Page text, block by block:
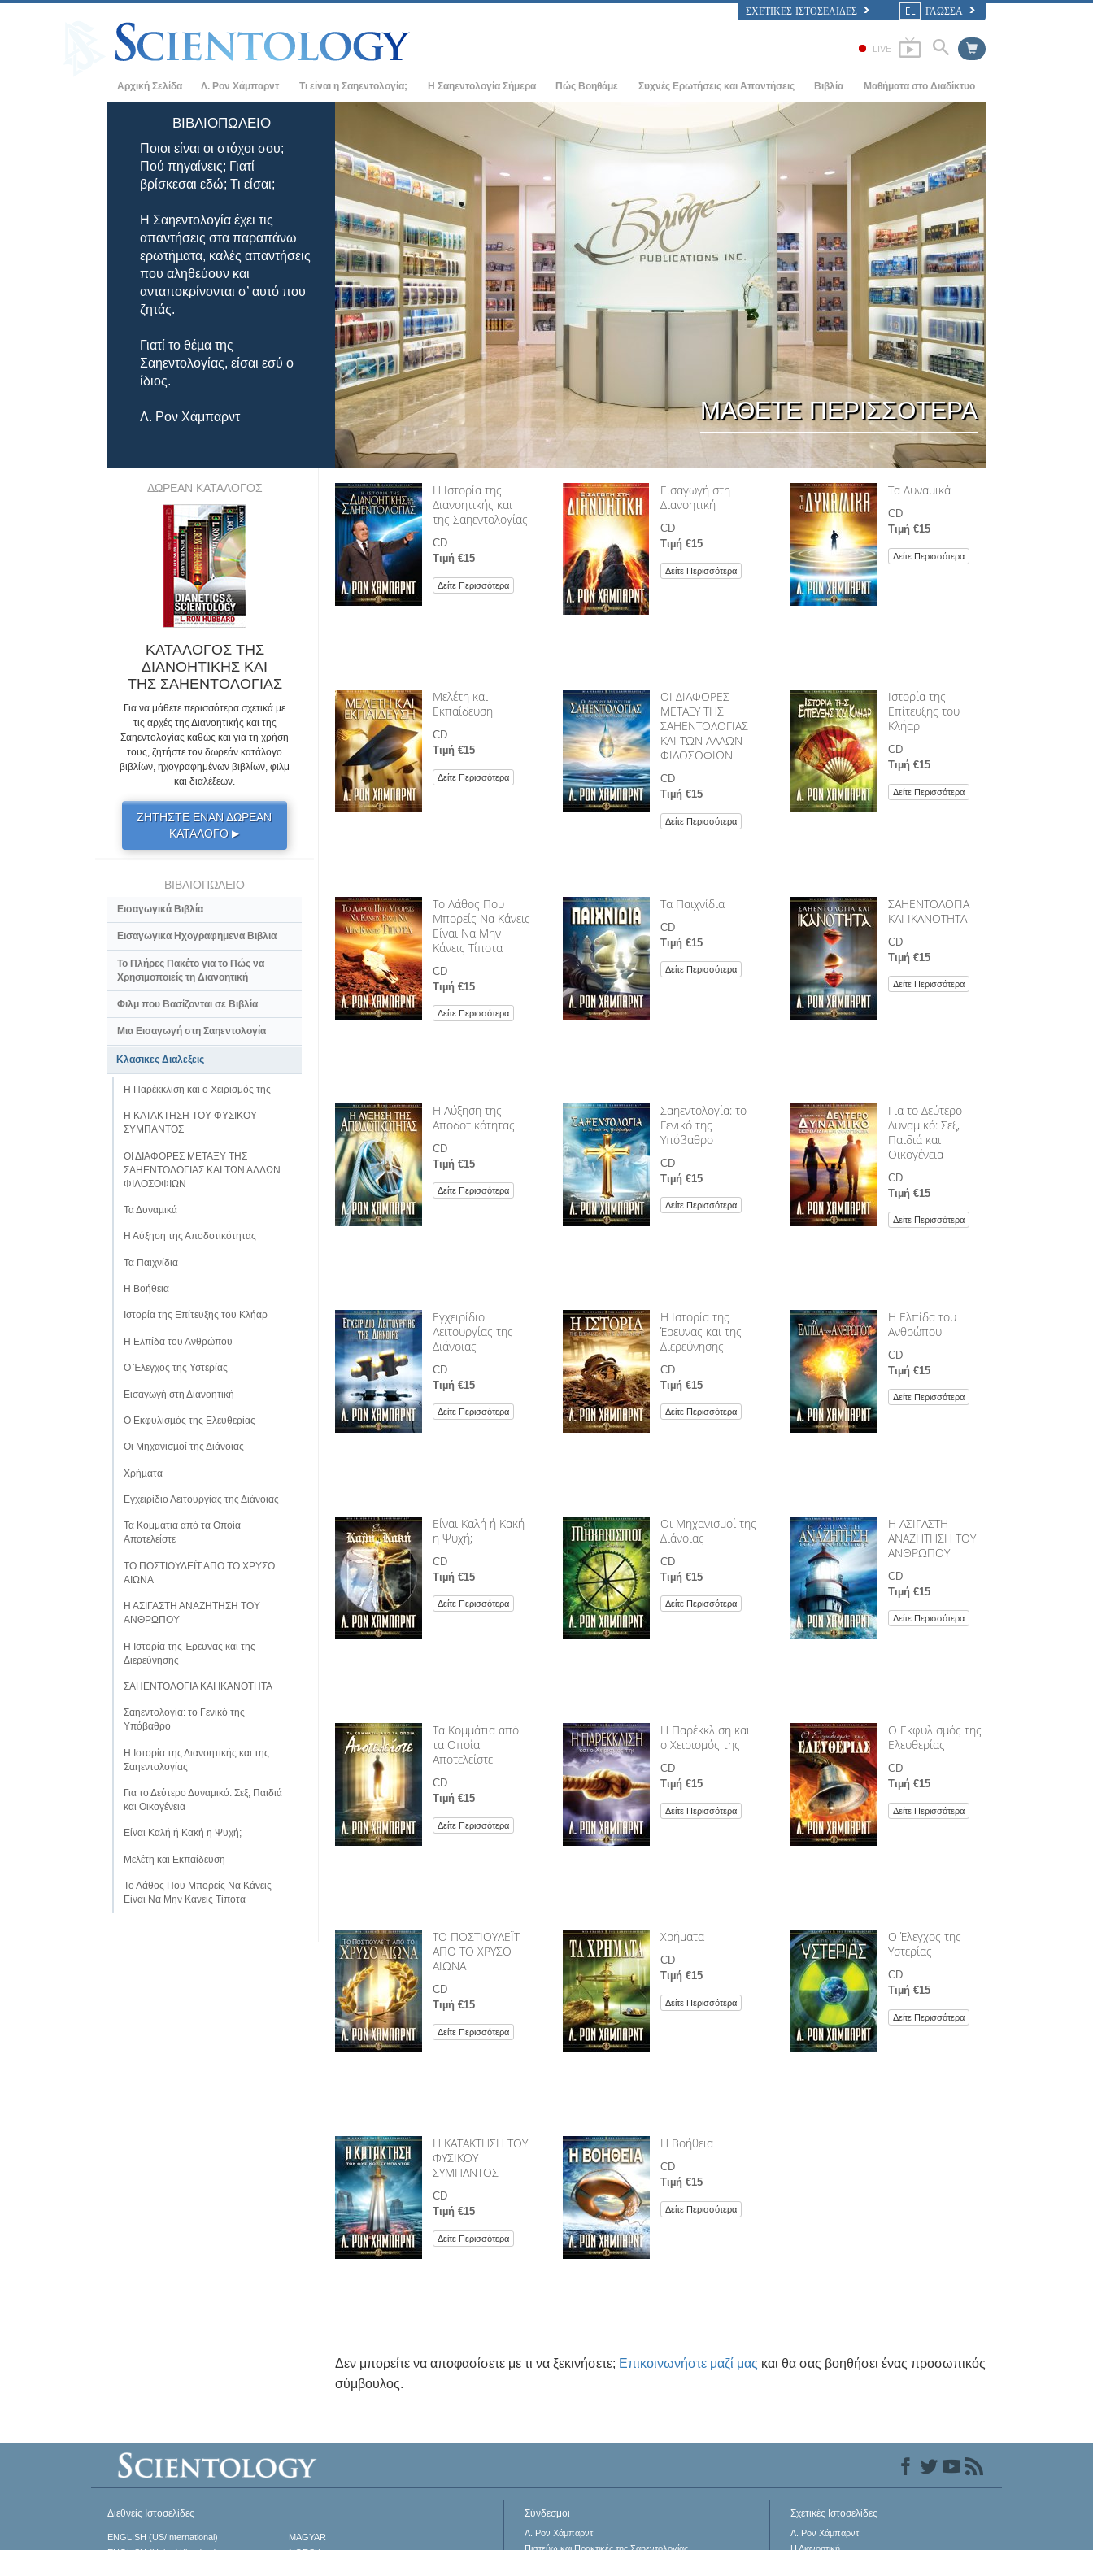
ΣΧΕΤΙΚΈΣ ΙΣΤΟΣΕΛΊΔΕΣ EL ΓΛΩΣΣΑ
LIVE
Αρχική Σελίδα Λ. Ρον Χάμπαρντ Τι είναι η Σαηεντολογία;
Πιστεύω και Πρακτικές
Τα Πιστεύω και οι Κώδικες της
Σαηεντολογίας
Τι Λένε οι Σαηεντολόγοι για τη
Σαηεντολογία
Συναντήστε έναν Σαηεντολόγο
Μέσα σε μια Εκκλησία
Οι Βασικές Αρχές της Σαηεντολογίας
Μια Εισαγωγή στη Διανοητική
Αγάπη και Μίσος –
Tι είναι η Μεγαλοσύνη;
Η Σαηεντολογία Σήμερα
Εκκλησίες της Σαηεντολογίας
Νέες Εκκλησίες της Σαηεντολογίας
Ανώτεροι οργανισμοί
Η Βάση του Φλαγκ
Freewinds
Φέρνοντας τη Σαηεντολογία στον Κόσμο
Ντέιβιντ Μισκάβιτς - Εκκλησιαστικός
Ηγέτης της Σαηεντολογίας
Πώς Βοηθάμε Συχνές Ερωτήσεις και Απαντήσεις
Ιστορικό και Βασικές Αρχές
Μέσα σε μια Εκκλησία
Ο Οργανισμός της Σαηεντολογίας
Βιβλία
Εισαγωγικά Βιβλία
Ηχογραφημένα Βιβλία
Οι Εισαγωγικές Διαλέξεις
Μαθήματα στο Διαδίκτυο
ΠΩΣ ΕΠΙΛΥΟΝΤΑΙ ΟΙ ΔΙΑΜΑΧΕΣ
ΤΑ ΔΥΝΑΜΙΚΑ ΤΗΣ ΥΠΑΡΞΗΣ
ΤΑ ΣΥΣΤΑΤΙΚΑ ΤΗΣ ΚΑΤΑΝΟΗΣΗΣ
ΛΥΣΕΙΣ ΓΙΑ ΕΝΑ ΕΠΙΚΙΝΔΥΝΟ
ΠΕΡΙΒΑΛΛΟΝ
ΒΟΗΘΗΜΑΤΑ ΓΙΑ ΑΣΘΕΝΕΙΕΣ ΚΑΙ
ΣΩΜΑΤΙΚΕΣ ΒΛΑΒΕΣ
ΑΚΕΡΑΙΟΤΗΤΑ ΚΑΙ ΤΙΜΙΟΤΗΤΑ
Ο ΓΑΜΟΣ
Η ΤΟΝΙΚΗ ΚΛΙΜΑΚΑ ΤΩΝ
ΣΥΝΑΙΣΘΗΜΑΤΩΝ
ΦΑΡΜΑΚΑ ΚΑΙ ΝΑΡΚΩΤΙΚΑ: ΤΟ
ΠΡΟΒΛΗΜΑ ΚΑΙ Η ΛΥΣΗ ΤΟΥ
ΤΑ ΠΑΙΔΙΑ
ΕΡΓΑΛΕΙΑ ΓΙΑ ΤΟ ΧΩΡΟ ΕΡΓΑΣΙΑΣ
ΗΘΙΚΗ ΚΑΙ ΟΙ ΚΑΤΑΣΤΑΣΕΙΣ ΗΘΙΚΗΣ
Η ΑΙΤΙΑ ΤΗΣ ΚΑΤΑΠΙΕΣΗΣ
ΔΙΕΞΑΓΩΓΗ ΕΡΕΥΝΩΝ
ΤΑ ΒΑΣΙΚΑ ΣΤΟΙΧΕΙΑ ΤΗΣ ΟΡΓΑΝΩΣΗΣ
ΕΠΙΚΟΙΝΩΝΙΑ
ΜΑΘΕΤΕ ΠΕΡΙΣΣΟΤΕΡΑ
ΒΙΒΛΙΟΠΩΛΕΊΟ
Ποιοι είναι οι στόχοι σου;
Πού πηγαίνεις; Γιατί
βρίσκεσαι εδώ; Τι είσαι;
Η Σαηεντολογία έχει τις
απαντήσεις στα παραπάνω
ερωτήµατα, καλές απαντήσεις
που αληθεύουν και
ανταποκρίνονται σ’ αυτό που
ζητάς.
Γιατί το θέµα της
Σαηεντολογίας, είσαι εσύ ο
ίδιος.
Λ. Ρον Χάμπαρντ
Η Ιστορία της
Διανοητικής και
της Σαηεντολογίας
CD
Τιµή €15
Δείτε Περισσότερα
Εισαγωγή στη
Διανοητική
CD
Τιµή €15
Δείτε Περισσότερα
Τα Δυναµικά
CD
Τιµή €15
Δείτε Περισσότερα
Μελέτη και
Εκπαίδευση
CD
Τιµή €15
Δείτε Περισσότερα
ΟΙ ΔΙΑΦΟΡΕΣ
ΜΕΤΑΞΥ ΤΗΣ
ΣΑΗΕΝΤΟΛΟΓΙΑΣ
ΚΑΙ ΤΩΝ ΑΛΛΩΝ
ΦΙΛΟΣΟΦΙΩΝ
CD
Τιµή €15
Δείτε Περισσότερα
Ιστορία της
Επίτευξης του
Κλήαρ
CD
Τιµή €15
Δείτε Περισσότερα
Το Λάθος Που
Μπορείς Να Κάνεις
Είναι Να Μην
Κάνεις Τίποτα
CD
Τιµή €15
Δείτε Περισσότερα
Τα Παιχνίδια
CD
Τιµή €15
Δείτε Περισσότερα
ΣΑΗΕΝΤΟΛΟΓΙΑ
ΚΑΙ ΙΚΑΝΟΤΗΤΑ
CD
Τιµή €15
Δείτε Περισσότερα
Η Αύξηση της
Αποδοτικότητας
CD
Τιµή €15
Δείτε Περισσότερα
Σαηεντολογία: το
Γενικό της
Υπόβαθρο
CD
Τιµή €15
Δείτε Περισσότερα
Για το Δεύτερο
Δυναµικό: Σεξ,
Παιδιά και
Οικογένεια
CD
Τιµή €15
Δείτε Περισσότερα
Εγχειρίδιο
Λειτουργίας της
Διάνοιας
CD
Τιµή €15
Δείτε Περισσότερα
Η Ιστορία της
Έρευνας και της
Διερεύνησης
CD
Τιµή €15
Δείτε Περισσότερα
Η Ελπίδα του
Ανθρώπου
CD
Τιµή €15
Δείτε Περισσότερα
Είναι Καλή ή Κακή
η Ψυχή;
CD
Τιµή €15
Δείτε Περισσότερα
Οι Μηχανισµοί της
Διάνοιας
CD
Τιµή €15
Δείτε Περισσότερα
Η ΑΣΙΓΑΣΤΗ
ΑΝΑΖΗΤΗΣΗ ΤΟΥ
ΑΝΘΡΩΠΟΥ
CD
Τιµή €15
Δείτε Περισσότερα
Τα Κομμάτια από
τα Οποία
Αποτελείστε
CD
Τιµή €15
Δείτε Περισσότερα
Η Παρέκκλιση και
ο Χειρισμός της
CD
Τιµή €15
Δείτε Περισσότερα
Ο Εκφυλισµός της
Ελευθερίας
CD
Τιµή €15
Δείτε Περισσότερα
ΤΟ ΠΟΣΤΙΟΥΛΕΪΤ
ΑΠΟ ΤΟ ΧΡΥΣΟ
ΑΙΩΝΑ
CD
Τιµή €15
Δείτε Περισσότερα
Χρήµατα
CD
Τιµή €15
Δείτε Περισσότερα
Ο Έλεγχος της
Υστερίας
CD
Τιµή €15
Δείτε Περισσότερα
Η ΚΑΤΑΚΤΗΣΗ ΤΟΥ
ΦΥΣΙΚΟΥ
ΣΥΜΠΑΝΤΟΣ
CD
Τιµή €15
Δείτε Περισσότερα
Η Βοήθεια
CD
Τιµή €15
Δείτε Περισσότερα
Δεν μπορείτε να αποφασίσετε με τι να ξεκινήσετε; Επικοινωνήστε μαζί μας και θα σας βοηθήσει ένας προσωπικός
σύμβουλος.
ΔΩΡΕΑΝ ΚΑΤΑΛΟΓΟΣ
ΚΑΤΑΛΟΓΟΣ ΤΗΣ
ΔΙΑΝΟΗΤΙΚΗΣ ΚΑΙ
ΤΗΣ ΣΑΗΕΝΤΟΛΟΓΙΑΣ
Για να μάθετε περισσότερα σχετικά με
τις αρχές της Διανοητικής και της
Σαηεντολογίας καθώς και για τη χρήση
τους, ζητήστε τον δωρεάν κατάλογο
βιβλίων, ηχογραφημένων βιβλίων, φιλμ
και διαλέξεων.
ΖΗΤΗΣΤΕ ΕΝΑΝ ΔΩΡΕΑΝ
ΚΑΤΑΛΟΓΟ▶
ΒΙΒΛΙΟΠΩΛΕΙΟ
Εισαγωγικά Βιβλία
Εισαγωγικα Ηχογραφημενα Βιβλια
Το Πλήρες Πακέτο για το Πώς να
Χρησιµοποιείς τη Διανοητική
Φιλμ που Βασίζονται σε Βιβλία
Μια Εισαγωγή στη Σαηεντολογία
Κλασικες Διαλεξεις
Η Παρέκκλιση και ο Χειρισμός της
Η ΚΑΤΑΚΤΗΣΗ ΤΟΥ ΦΥΣΙΚΟΥ
ΣΥΜΠΑΝΤΟΣ
ΟΙ ΔΙΑΦΟΡΕΣ ΜΕΤΑΞΥ ΤΗΣ
ΣΑΗΕΝΤΟΛΟΓΙΑΣ ΚΑΙ ΤΩΝ ΑΛΛΩΝ
ΦΙΛΟΣΟΦΙΩΝ
Τα Δυναµικά
Η Αύξηση της Αποδοτικότητας
Τα Παιχνίδια
Η Βοήθεια
Ιστορία της Επίτευξης του Κλήαρ
Η Ελπίδα του Ανθρώπου
Ο Έλεγχος της Υστερίας
Εισαγωγή στη Διανοητική
Ο Εκφυλισµός της Ελευθερίας
Οι Μηχανισµοί της Διάνοιας
Χρήµατα
Εγχειρίδιο Λειτουργίας της Διάνοιας
Τα Κομμάτια από τα Οποία
Αποτελείστε
ΤΟ ΠΟΣΤΙΟΥΛΕΪΤ ΑΠΟ ΤΟ ΧΡΥΣΟ
ΑΙΩΝΑ
Η ΑΣΙΓΑΣΤΗ ΑΝΑΖΗΤΗΣΗ ΤΟΥ
ΑΝΘΡΩΠΟΥ
Η Ιστορία της Έρευνας και της
Διερεύνησης
ΣΑΗΕΝΤΟΛΟΓΙΑ ΚΑΙ ΙΚΑΝΟΤΗΤΑ
Σαηεντολογία: το Γενικό της
Υπόβαθρο
Η Ιστορία της Διανοητικής και της
Σαηεντολογίας
Για το Δεύτερο Δυναµικό: Σεξ, Παιδιά
και Οικογένεια
Είναι Καλή ή Κακή η Ψυχή;
Μελέτη και Εκπαίδευση
Το Λάθος Που Μπορείς Να Κάνεις
Είναι Να Μην Κάνεις Τίποτα
Διεθνείς Ιστοσελίδες
ENGLISH (US/International)
MAGYAR
Σύνδεσμοι
Λ. Ρον Χάμπαρντ
Σχετικές Ιστοσελίδες
Λ. Ρον Χάμπαρντ